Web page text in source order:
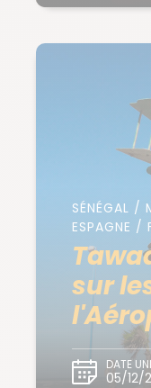
SÉNÉGAL /
ESPAGNE /
sur
DATE
05/12/